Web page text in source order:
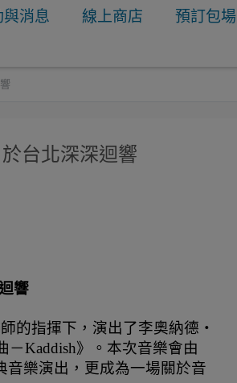
與消息 線上商店 預訂包場
台北深深迴響
響
的指揮下，演出了李奧納德・
－Kaddish》。本次音樂會由
音樂演出，更成為一場關於音